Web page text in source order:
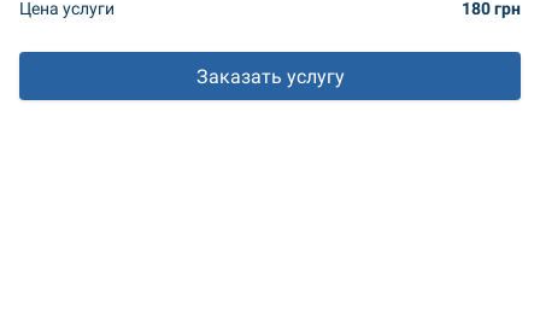
Цена услуги 180 грн
Заказать услугу